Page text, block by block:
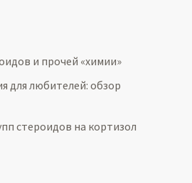
и прочей «химии»
для любителей: обзор
стероидов на кортизол